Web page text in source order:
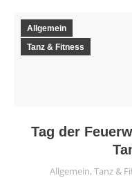
Tag der
Allgemein, Tanz &
Allgemein
Tanz & Fitness